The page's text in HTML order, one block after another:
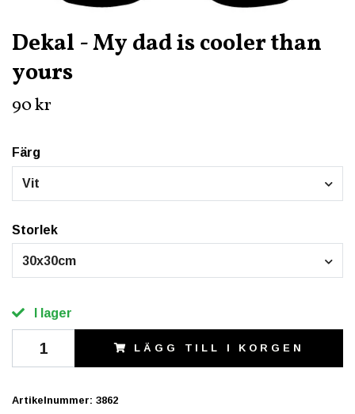
Dekal - My dad is cooler than
yours
90 kr
Färg
Vit
Storlek
30x30cm
I lager
LÄGG TILL I KORGEN
Artikelnummer: 3862